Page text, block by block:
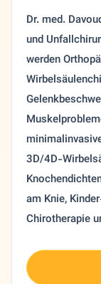
Dr. med.
und
werden
3D/4D-
am Knie,
Chirotherapie